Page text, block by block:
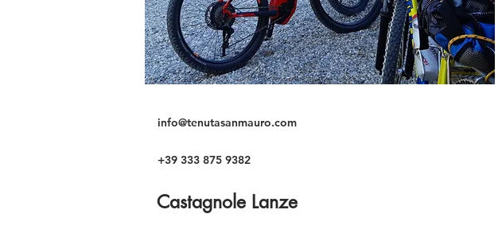
info@tenutasanmauro.com
+39 333 875 9382
Castagnole Lanze